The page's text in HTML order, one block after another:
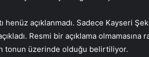
henüz açıklanmadı. Sadece Kayseri
Resmi bir açıklama
tonun üzerinde olduğu belirtiliyor.